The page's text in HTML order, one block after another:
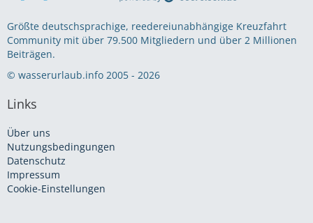
Größte deutschsprachige, reedereiunabhängige Kreuzfahrt
Community mit über 79.500 Mitgliedern und über 2 Millionen
Beiträgen.
© wasserurlaub.info 2005 - 2026
Links
Über uns
Nutzungsbedingungen
Datenschutz
Impressum
Cookie-Einstellungen